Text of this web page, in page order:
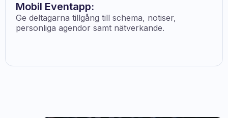
Mobil Eventapp:
Ge deltagarna tillgång till schema, notiser,
personliga agendor samt nätverkande.